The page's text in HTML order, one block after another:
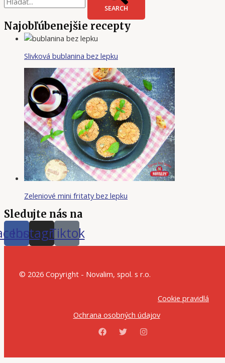
SEARCH
Najobľúbenejšie recepty
Slivková bublanina bez lepku
Zeleniové mini fritaty bez lepku
Sledujte nás na
Instagram
Tiktok
© 2026 Copyright - Novalim, spol. s r.o.
Cookie pravidlá
Ochrana osobných údajov